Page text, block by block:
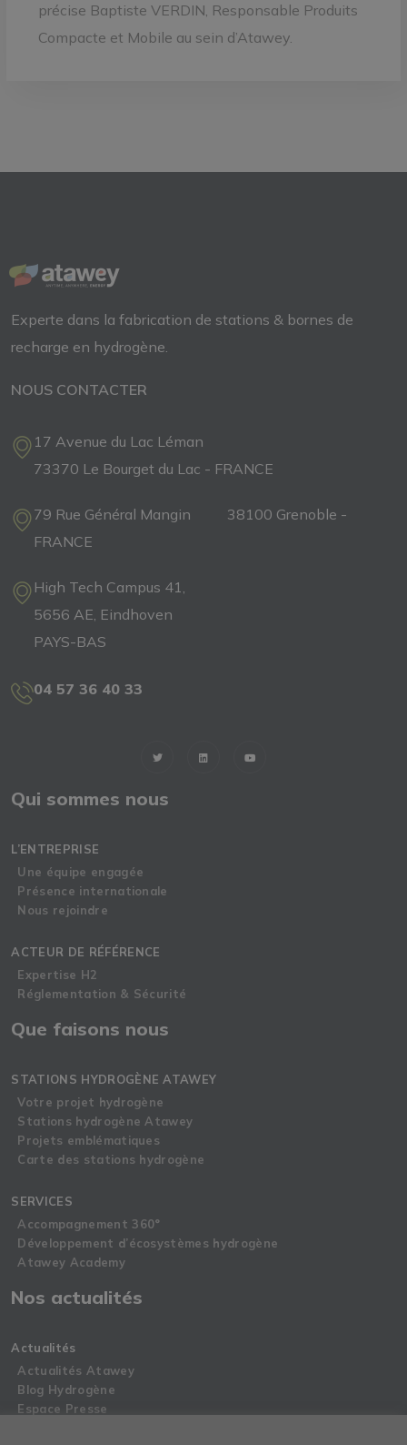
précise Baptiste VERDIN, Responsable Produits
Compacte et Mobile au sein d’Atawey.
Experte dans la fabrication de stations & bornes de
recharge en hydrogène.
NOUS CONTACTER
17 Avenue du Lac Léman
73370 Le Bourget du Lac - FRANCE
79 Rue Général Mangin 38100 Grenoble -
FRANCE
High Tech Campus 41,
5656 AE, Eindhoven
PAYS-BAS
04 57 36 40 33
Qui sommes nous
L’ENTREPRISE
Une équipe engagée
Présence internationale
Nous rejoindre
ACTEUR DE RÉFÉRENCE
Expertise H2
Réglementation & Sécurité
Que faisons nous
STATIONS HYDROGÈNE ATAWEY
Votre projet hydrogène
Stations hydrogène Atawey
Projets emblématiques
Carte des stations hydrogène
SERVICES
Accompagnement 360°
Développement d’écosystèmes hydrogène
Atawey Academy
Nos actualités
Actualités
Actualités Atawey
Blog Hydrogène
Espace Presse